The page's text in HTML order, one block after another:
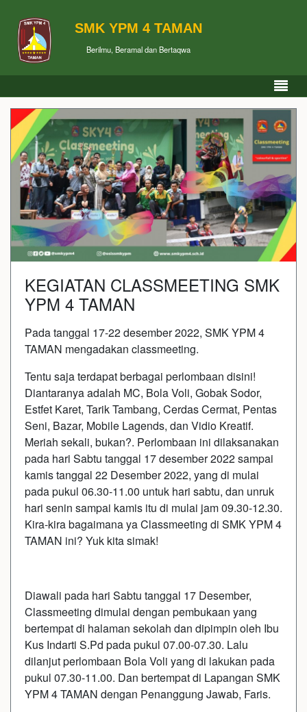
SMK YPM 4 TAMAN
Berilmu, Beramal dan Bertaqwa
KEGIATAN CLASSMEETING SMK
YPM 4 TAMAN
Pada tanggal 17-22 desember 2022, SMK YPM 4
TAMAN mengadakan classmeeting.
Tentu saja terdapat berbagai perlombaan disini!
Diantaranya adalah MC, Bola Voli, Gobak Sodor,
Estfet Karet, Tarik Tambang, Cerdas Cermat, Pentas
Seni, Bazar, Mobile Lagends, dan Vidio Kreatif.
Meriah sekali, bukan?. Perlombaan ini dilaksanakan
pada hari Sabtu tanggal 17 desember 2022 sampai
kamis tanggal 22 Desember 2022, yang di mulai
pada pukul 06.30-11.00 untuk hari sabtu, dan unruk
hari senin sampai kamis itu di mulai jam 09.30-12.30.
Kira-kira bagaimana ya Classmeeting di SMK YPM 4
TAMAN ini? Yuk kita simak!
Diawali pada hari Sabtu tanggal 17 Desember,
Classmeeting dimulai dengan pembukaan yang
bertempat di halaman sekolah dan dipimpin oleh Ibu
Kus Indarti S.Pd pada pukul 07.00-07.30. Lalu
dilanjut perlombaan Bola Voli yang di lakukan pada
pukul 07.30-11.00. Dan bertempat di Lapangan SMK
YPM 4 TAMAN dengan Penanggung Jawab, Faris.